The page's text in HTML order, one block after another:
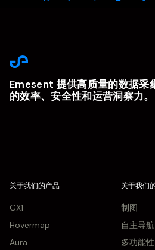
第一 上一页
Emesent 提供高质量的数据采
的效率、安全性和运营洞察力。
关于我们的产品
GX1
Hovermap
Aura
关于我们
制图
自主导航
多功能性